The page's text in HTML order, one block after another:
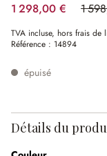
1 298,00 € 1
TVA incluse, hors frais de
Référence : 14894
épuisé
Détails du